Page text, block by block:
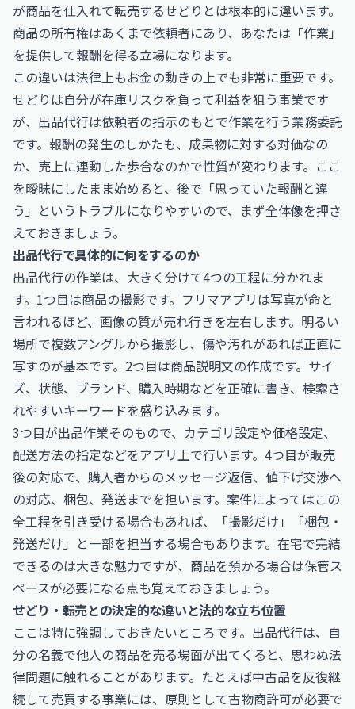
が商品を仕入れて転売するせどりとは根本的に違います。
商品の所有権はあくまで依頼者にあり、あなたは「作業」
を提供して報酬を得る立場になります。
この違いは法律上もお金の動きの上でも非常に重要です。
せどりは自分が在庫リスクを負って利益を狙う事業です
が、出品代行は依頼者の指示のもとで作業を行う業務委託
です。報酬の発生のしかたも、成果物に対する対価なの
か、売上に連動した歩合なのかで性質が変わります。ここ
を曖昧にしたまま始めると、後で「思っていた報酬と違
う」というトラブルになりやすいので、まず全体像を押さ
えておきましょう。
出品代行で具体的に何をするのか
出品代行の作業は、大きく分けて4つの工程に分かれま
す。1つ目は商品の撮影です。フリマアプリは写真が命と
言われるほど、画像の質が売れ行きを左右します。明るい
場所で複数アングルから撮影し、傷や汚れがあれば正直に
写すのが基本です。2つ目は商品説明文の作成です。サイ
ズ、状態、ブランド、購入時期などを正確に書き、検索さ
れやすいキーワードを盛り込みます。
3つ目が出品作業そのもので、カテゴリ設定や価格設定、
配送方法の指定などをアプリ上で行います。4つ目が販売
後の対応で、購入者からのメッセージ返信、値下げ交渉へ
の対応、梱包、発送までを担います。案件によってはこの
全工程を引き受ける場合もあれば、「撮影だけ」「梱包・
発送だけ」と一部を担当する場合もあります。在宅で完結
できるのは大きな魅力ですが、商品を預かる場合は保管ス
ペースが必要になる点も覚えておきましょう。
せどり・転売との決定的な違いと法的な立ち位置
ここは特に強調しておきたいところです。出品代行は、自
分の名義で他人の商品を売る場面が出てくると、思わぬ法
律問題に触れることがあります。たとえば中古品を反復継
続して売買する事業には、原則として古物商許可が必要で